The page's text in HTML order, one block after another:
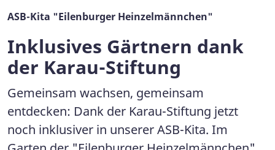
ASB-Kita "Eilenburger Heinzelmännchen"
Inklusives Gärtnern dank
der Karau-Stiftung
Gemeinsam wachsen, gemeinsam
entdecken: Dank der Karau-Stiftung jetzt
noch inklusiver in unserer ASB-Kita. Im